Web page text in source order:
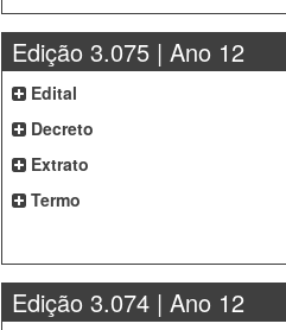
Edição 3.075 | Ano 12
Edital
Decreto
Extrato
Termo
Edição 3.074 | Ano 12